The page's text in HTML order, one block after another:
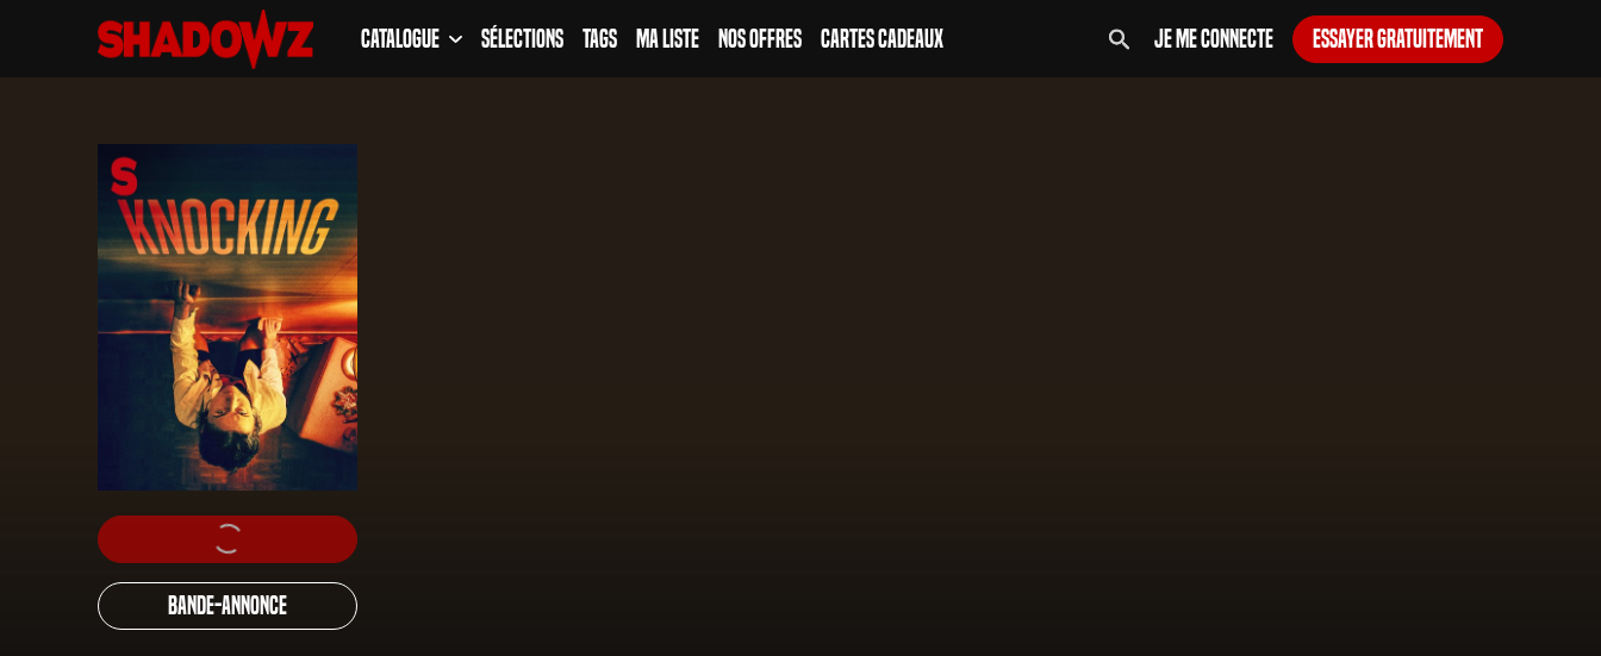
Catalogue Sélections Tags Ma Liste Nos Offres Cartes Cadeaux Je me connecte Essayer gratuitement
Bande-annonce